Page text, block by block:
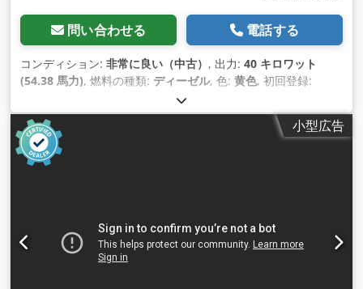
問い合わせる 電話する
コンディション: 非常に良い（中古） , 出力: 40 キロワット
(54.38 馬力), 燃料の種類: ディーゼル, 色: 黄色, 初回登録:
, 稼働時間:
小型広告